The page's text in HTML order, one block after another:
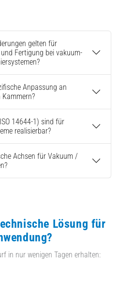
gelten für
Fertigung bei vakuum-
Anpassung an
Kammern?
14644-1) sind für
realisierbar?
Achsen für Vakuum /
Lösung für
in nur wenigen Tagen erhalten: